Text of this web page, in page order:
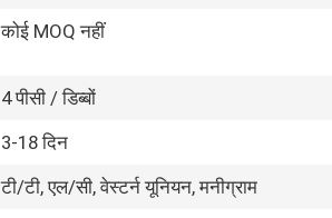
कोई MOQ नहीं
4 पीसी / डिब्बों
3-18 दिन
टी/टी, एल/सी, वेस्टर्न यूनियन, मनीग्राम